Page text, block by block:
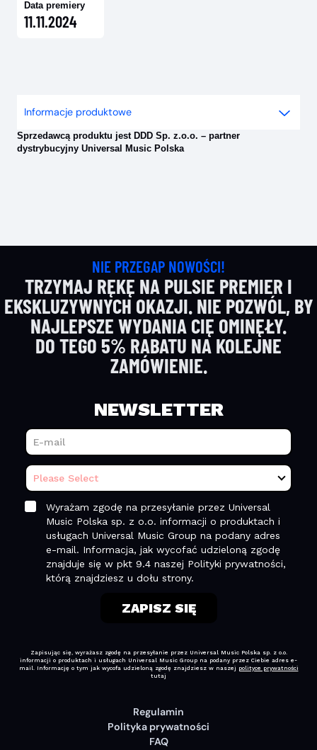
Data premiery
11.11.2024
Informacje produktowe
Sprzedawcą produktu jest DDD Sp. z.o.o. – partner
dystrybucyjny Universal Music Polska
NIE PRZEGAP NOWOŚCI!
TRZYMAJ RĘKĘ NA PULSIE PREMIER I
EKSKLUZYWNYCH OKAZJI. NIE POZWÓL, BY
NAJLEPSZE WYDANIA CIĘ OMINĘŁY.
DO TEGO 5% RABATU NA KOLEJNE
ZAMÓWIENIE.
Regulamin
Polityka prywatności
FAQ